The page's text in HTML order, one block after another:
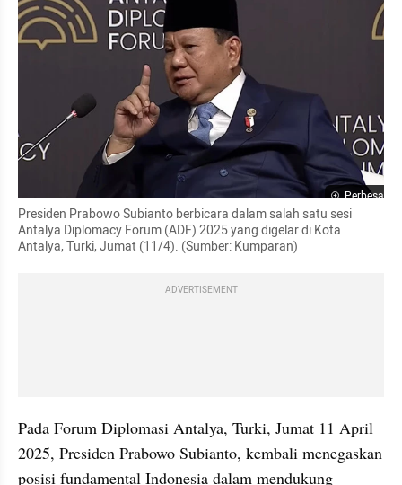
Perbesar
Presiden Prabowo Subianto berbicara dalam salah satu sesi
Antalya Diplomacy Forum (ADF) 2025 yang digelar di Kota
Antalya, Turki, Jumat (11/4). (Sumber: Kumparan)
ADVERTISEMENT
Pada Forum Diplomasi Antalya, Turki, Jumat 11 April
2025, Presiden Prabowo Subianto, kembali menegaskan
posisi fundamental Indonesia dalam mendukung